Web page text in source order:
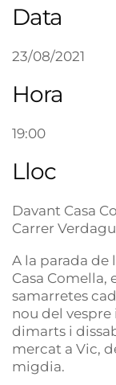
Data
23/08/2021
Hora
19:00
Lloc
Davant Casa
Carrer
A la parada de
Casa Comella,
samarretes
nou del
dimarts i
mercat a Vic,
migdia.